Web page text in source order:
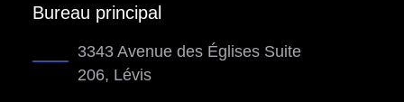
Bureau principal
3343 Avenue des Églises Suite
206, Lévis